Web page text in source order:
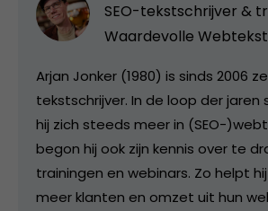
SEO-tekstschrijver &
Waardevolle
Arjan Jonker (1980) is sinds 2006
tekstschrijver. In de loop der jaren
hij zich steeds meer in (SEO-
begon hij ook zijn kennis over te
trainingen en webinars. Zo helpt
meer klanten en omzet uit hun